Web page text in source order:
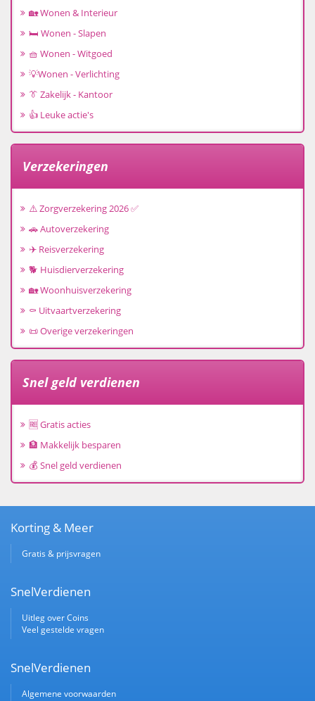
🏡 Wonen & Interieur
🛏️ Wonen - Slapen
🧺 Wonen - Witgoed
💡Wonen - Verlichting
👔 Zakelijk - Kantoor
👍 Leuke actie's
Verzekeringen
⚠️ Zorgverzekering 2026 ✅
🚗 Autoverzekering
✈️ Reisverzekering
🐕 Huisdierverzekering
🏡 Woonhuisverzekering
⚰️ Uitvaartverzekering
📜 Overige verzekeringen
Snel geld verdienen
🆓 Gratis acties
🏦 Makkelijk besparen
💰 Snel geld verdienen
Korting & Meer
Gratis & prijsvragen
SnelVerdienen
Uitleg over Coins
Veel gestelde vragen
SnelVerdienen
Algemene voorwaarden